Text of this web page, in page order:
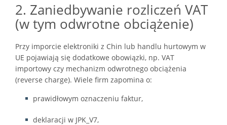
2. Zaniedbywanie rozliczeń VAT
(w tym odwrotne obciążenie)
Przy imporcie elektroniki z Chin lub handlu hurtowym w
UE pojawiają się dodatkowe obowiązki, np. VAT
importowy czy mechanizm odwrotnego obciążenia
(reverse charge). Wiele firm zapomina o:
prawidłowym oznaczeniu faktur,
deklaracji w JPK_V7,